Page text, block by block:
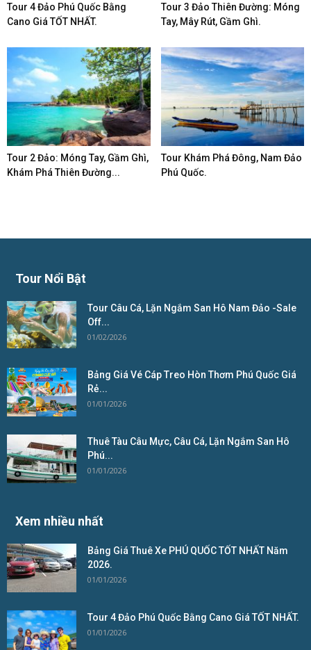
Tour 4 Đảo Phú Quốc Bằng
Cano Giá TỐT NHẤT.
Tour 3 Đảo Thiên Đường: Móng
Tay, Mây Rút, Gầm Ghì.
Tour 2 Đảo: Móng Tay, Gầm Ghì,
Khám Phá Thiên Đường...
Tour Khám Phá Đông, Nam Đảo
Phú Quốc.
Tour Nổi Bật
Tour Câu Cá, Lặn Ngắm San Hô Nam Đảo -Sale
Off...
01/02/2026
Bảng Giá Vé Cáp Treo Hòn Thơm Phú Quốc Giá
Rẻ...
01/01/2026
Thuê Tàu Câu Mực, Câu Cá, Lặn Ngắm San Hô
Phú...
01/01/2026
Xem nhiều nhất
Bảng Giá Thuê Xe PHÚ QUỐC TỐT NHẤT Năm
2026.
01/01/2026
Tour 4 Đảo Phú Quốc Bằng Cano Giá TỐT NHẤT.
01/01/2026